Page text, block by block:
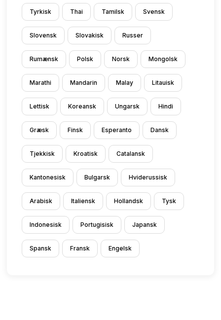
Tyrkisk Thai Tamilsk Svensk
Slovensk Slovakisk Russer
Rumænsk Polsk Norsk Mongolsk
Marathi Mandarin Malay Litauisk
Lettisk Koreansk Ungarsk Hindi
Græsk Finsk Esperanto Dansk
Tjekkisk Kroatisk Catalansk
Kantonesisk Bulgarsk Hviderussisk
Arabisk Italiensk Hollandsk Tysk
Indonesisk Portugisisk Japansk
Spansk Fransk Engelsk